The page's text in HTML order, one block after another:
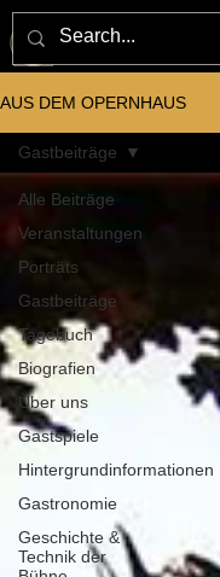
M U L T U M . I N . P A
AUS DEM OPERNHAUS
Alle Beiträge
Veranstaltungen
Porträts
Gastbeiträge
Tagebuch
Biografien
Über uns
Gastspiele
Hintergrundinformationen
Gastronomie
Geschichte &
Technik der
Gastbeiträge